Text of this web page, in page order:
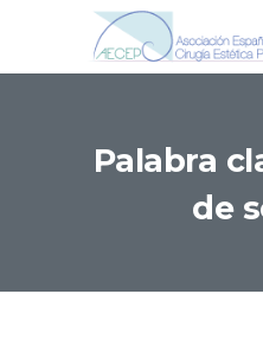
Palabra
de